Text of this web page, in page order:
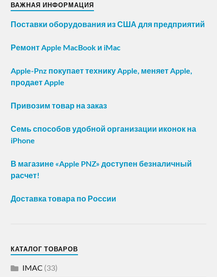
ВАЖНАЯ ИНФОРМАЦИЯ
Поставки оборудования из США для предприятий
Ремонт Apple MacBook и iMac
Apple-Pnz покупает технику Apple, меняет Apple,
продает Apple
Привозим товар на заказ
Семь способов удобной организации иконок на
iPhone
В магазине «Apple PNZ» доступен безналичный
расчет!
Доставка товара по России
КАТАЛОГ ТОВАРОВ
IMAC (33)